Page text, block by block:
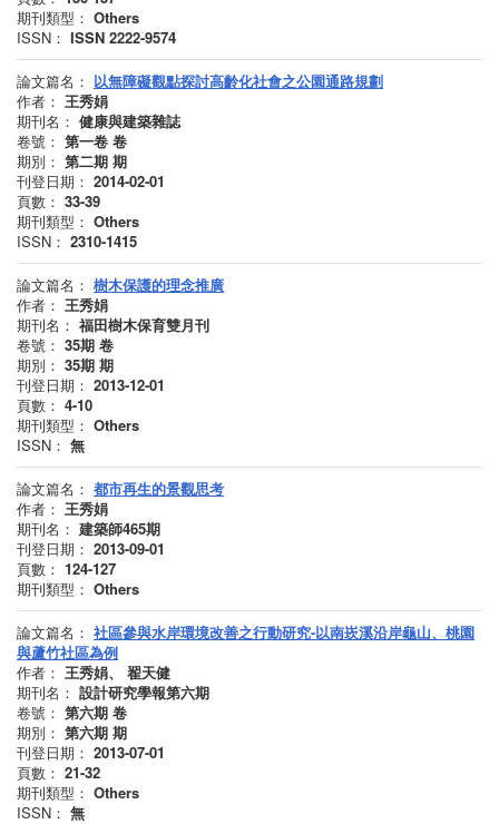
期刊類型： Others
ISSN： ISSN 2222-9574
論文篇名： 以無障礙觀點探討高齡化社會之公園通路規劃
作者： 王秀娟
期刊名： 健康與建築雜誌
卷號： 第一卷 卷
期別： 第二期 期
刊登日期： 2014-02-01
頁數： 33-39
期刊類型： Others
ISSN： 2310-1415
論文篇名： 樹木保護的理念推廣
作者： 王秀娟
期刊名： 福田樹木保育雙月刊
卷號： 35期 卷
期別： 35期 期
刊登日期： 2013-12-01
頁數： 4-10
期刊類型： Others
ISSN： 無
論文篇名： 都市再生的景觀思考
作者： 王秀娟
期刊名： 建築師465期
刊登日期： 2013-09-01
頁數： 124-127
期刊類型： Others
論文篇名： 社區參與水岸環境改善之行動研究-以南崁溪沿岸龜山、桃園
與蘆竹社區為例
作者： 王秀娟、 翟天健
期刊名： 設計研究學報第六期
卷號： 第六期 卷
期別： 第六期 期
刊登日期： 2013-07-01
頁數： 21-32
期刊類型： Others
ISSN： 無